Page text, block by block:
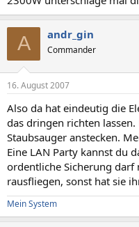
A andr_gin
Commander
16. August 2007
Also da hat eindeutig die
das dringen richten
Staubsauger anstecken.
Eine LAN Party kannst du
ordentliche Sicherung darf
rausfliegen, sonst hat sie
Mein System